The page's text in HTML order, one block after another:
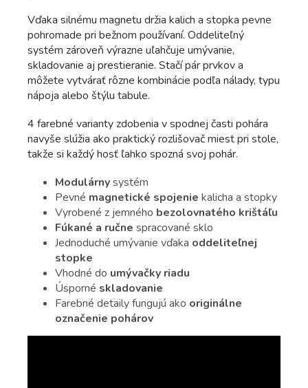
Vďaka silnému magnetu držia kalich a stopka pevne
pohromade pri bežnom používaní. Oddeliteľný
systém zároveň výrazne uľahčuje umývanie,
skladovanie aj prestieranie. Stačí pár prvkov a
môžete vytvárať rôzne kombinácie podľa nálady, typu
nápoja alebo štýlu tabule.
4 farebné varianty zdobenia v spodnej časti pohára
navyše slúžia ako praktický rozlišovač miest pri stole,
takže si každý hosť ľahko spozná svoj pohár.
Modulárnysystém
Pevné magnetické spojenie kalicha a stopky
Vyrobené z jemného bezolovnatého krištáľu
Fúkané a ručne spracované sklo
Jednoduché umývanie vďaka oddeliteľnej
stopke
Vhodné do umývačky riadu
Úsporné skladovanie
Farebné detaily fungujú ako originálne
označenie pohárov